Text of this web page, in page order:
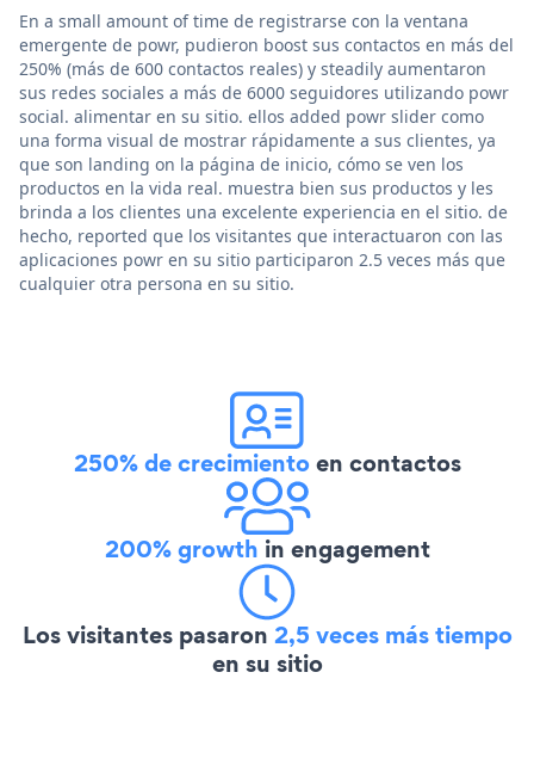
En a small amount of time de registrarse con la ventana
emergente de powr, pudieron boost sus contactos en más del
250% (más de 600 contactos reales) y steadily aumentaron
sus redes sociales a más de 6000 seguidores utilizando powr
social. alimentar en su sitio. ellos added powr slider como
una forma visual de mostrar rápidamente a sus clientes, ya
que son landing on la página de inicio, cómo se ven los
productos en la vida real. muestra bien sus productos y les
brinda a los clientes una excelente experiencia en el sitio. de
hecho, reported que los visitantes que interactuaron con las
aplicaciones powr en su sitio participaron 2.5 veces más que
cualquier otra persona en su sitio.
250% de crecimientoen contactos
200% growth in engagement
Los visitantes pasaron 2,5 veces más tiempo
en su sitio